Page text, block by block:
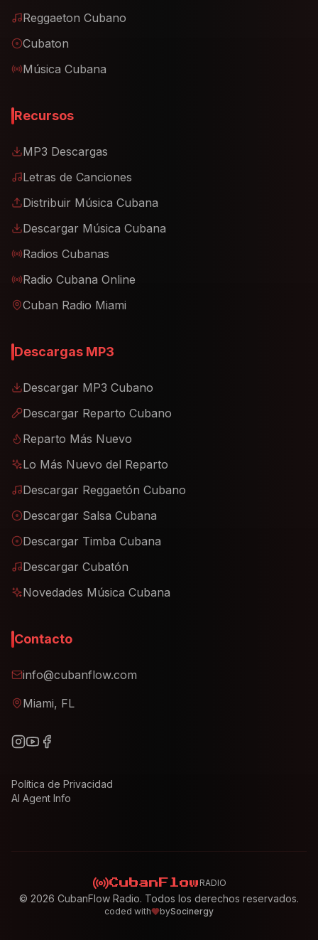
Reggaeton Cubano
Cubaton
Música Cubana
Recursos
MP3 Descargas
Letras de Canciones
Distribuir Música Cubana
Descargar Música Cubana
Radios Cubanas
Radio Cubana Online
Cuban Radio Miami
Descargas MP3
Descargar MP3 Cubano
Descargar Reparto Cubano
Reparto Más Nuevo
Lo Más Nuevo del Reparto
Descargar Reggaetón Cubano
Descargar Salsa Cubana
Descargar Timba Cubana
Descargar Cubatón
Novedades Música Cubana
Contacto
info@cubanflow.com
Miami, FL
Política de Privacidad
AI Agent Info
CubanFlow RADIO
© 2026 CubanFlow Radio. Todos los derechos reservados.
coded with bySocinergy